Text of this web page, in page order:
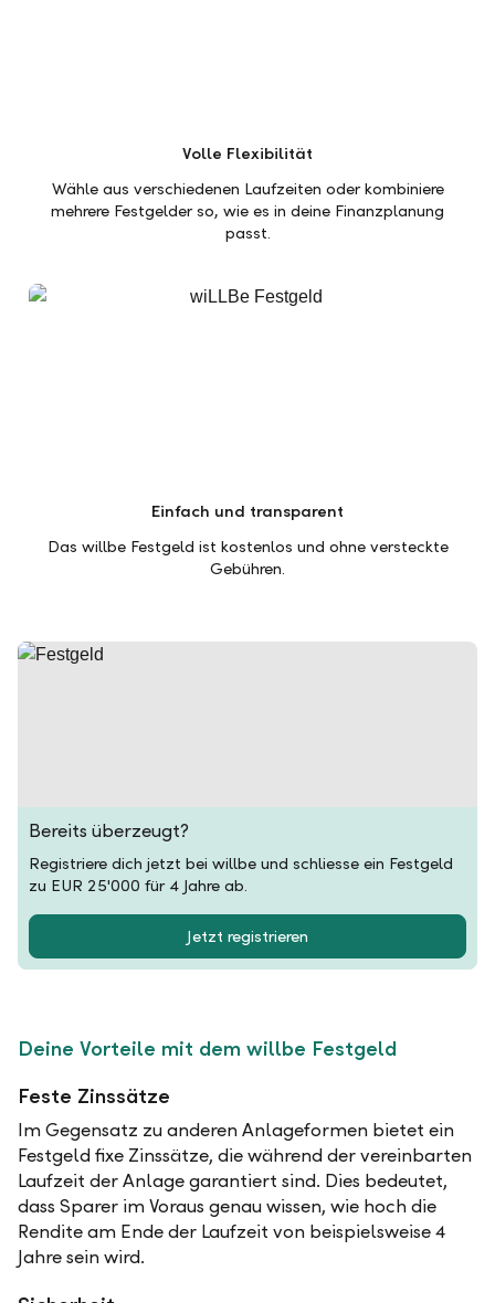
Volle Flexibilität
Wähle aus verschiedenen Laufzeiten oder kombiniere
mehrere Festgelder so, wie es in deine Finanzplanung
passt.
Einfach und transparent
Das willbe Festgeld ist kostenlos und ohne versteckte
Gebühren.
Bereits überzeugt?
Registriere dich jetzt bei willbe und schliesse ein Festgeld
zu EUR 25'000 für 4 Jahre ab.
Jetzt registrieren
Deine Vorteile mit dem willbe Festgeld
Feste Zinssätze
Im Gegensatz zu anderen Anlageformen bietet ein
Festgeld fixe Zinssätze, die während der vereinbarten
Laufzeit der Anlage garantiert sind. Dies bedeutet,
dass Sparer im Voraus genau wissen, wie hoch die
Rendite am Ende der Laufzeit von beispielsweise 4
Jahre sein wird.